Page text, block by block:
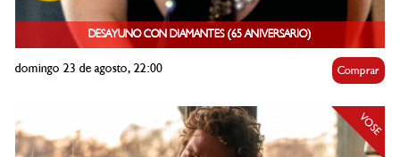
DESAYUNO CON DIAMANTES (65 ANIVERSARIO)
domingo 23 de agosto, 22:00 Comprar
VOSE